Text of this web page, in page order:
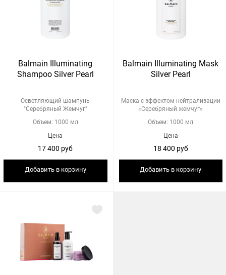
Balmain Illuminating
Shampoo Silver Pearl
Осветляющий шампунь
"Серебряный Жемчуг"
Объем: 1000 мл
Цена
17 400 руб
Добавить в корзину
Balmain Illuminating Mask
Silver Pearl
Маска с эффектом нейтрализации
«Серебряный жемчуг»
Объем: 1000 мл
Цена
18 400 руб
Добавить в корзину